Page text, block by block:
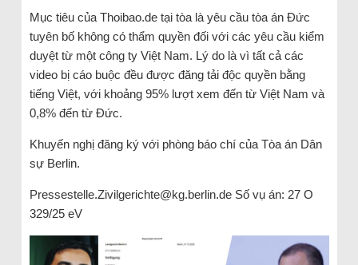
Mục tiêu của Thoibao.de tại tòa là yêu cầu tòa án Đức
tuyên bố không có thẩm quyền đối với các yêu cầu kiểm
duyệt từ một công ty Việt Nam. Lý do là vì tất cả các
video bị cáo buộc đều được đăng tải độc quyền bằng
tiếng Việt, với khoảng 95% lượt xem đến từ Việt Nam và
0,8% đến từ Đức.
Khuyến nghị đăng ký với phòng báo chí của Tòa án Dân
sự Berlin.
Pressestelle.Zivilgerichte@kg.berlin.deSố vụ án: 27 O
329/25 eV